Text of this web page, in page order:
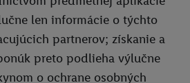
údajov pre elektronické nabíjacie
len informácie o týchto
partnerov; získanie a
preto podlieha výlučne
o ochrane osobných